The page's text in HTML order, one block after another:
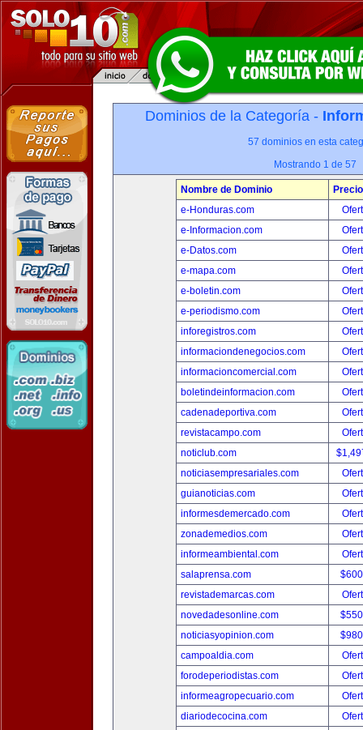
Dominios de la Categoría -
57 dominios en esta
Mostrando 1 de 57
Nombre de Dominio
Precio
e-Honduras.com
e-Informacion.com
e-Datos.com
e-mapa.com
e-boletin.com
e-periodismo.com
inforegistros.com
informaciondenegocios.com
informacioncomercial.com
boletindeinformacion.com
cadenadeportiva.com
revistacampo.com
noticlub.com
noticiasempresariales.com
guianoticias.com
informesdemercado.com
zonademedios.com
informeambiental.com
salaprensa.com
revistademarcas.com
novedadesonline.com
noticiasyopinion.com
campoaldia.com
forodeperiodistas.com
informeagropecuario.com
diariodecocina.com